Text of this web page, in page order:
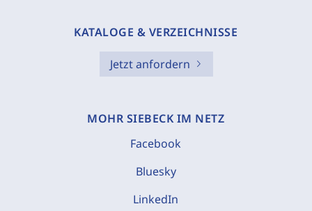
KATALOGE & VERZEICHNISSE
Jetzt anfordern
MOHR SIEBECK IM NETZ
Facebook
Bluesky
LinkedIn